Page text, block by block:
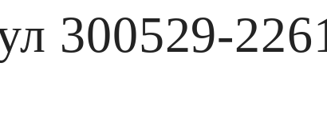
300529-